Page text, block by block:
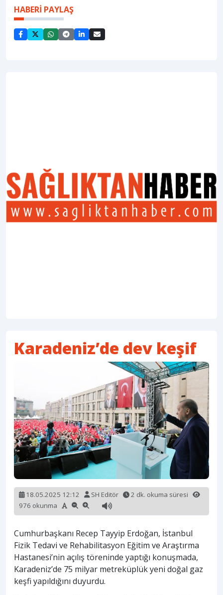
HABERİ PAYLAŞ
Karadeniz’de dev keşif
18.05.2025 12:12 SH Editör
2 dk. okuma süresi
976 okunma
Cumhurbaşkanı Recep Tayyip Erdoğan, İstanbul
Fizik Tedavi ve Rehabilitasyon Eğitim ve Araştırma
Hastanesi’nin açılış töreninde yaptığı konuşmada,
Karadeniz’de 75 milyar metreküplük yeni doğal gaz
keşfi yapıldığını duyurdu.